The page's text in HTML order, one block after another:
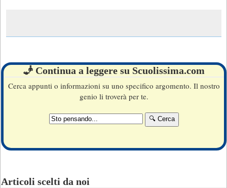
🧞 Continua a leggere su Scuolissima.com
Cerca appunti o informazioni su uno specifico argomento. Il nostro
genio li troverà per te.
Articoli scelti da noi